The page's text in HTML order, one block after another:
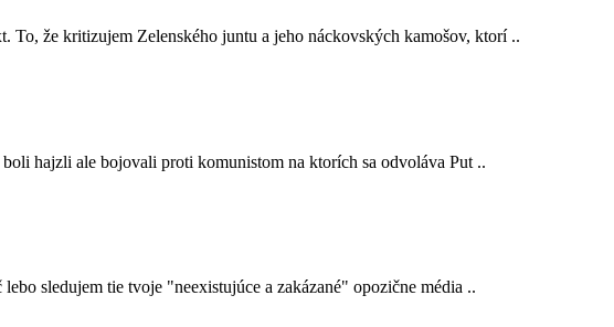
že kritizujem Zelenského juntu a jeho náckovských kamošov, ktorí ..
hajzli ale bojovali proti komunistom na ktorích sa odvoláva Put ..
sledujem tie tvoje "neexistujúce a zakázané" opozične média ..